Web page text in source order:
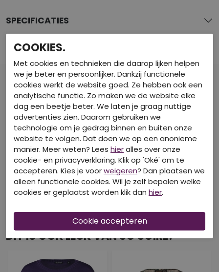
SPECIFICATIES
BEKIJK DE WINKELVOORRAAD
DIT IS OOK LEUK VAN SO SOIRE!
COOKIES.
Met cookies en technieken die daarop lijken helpen
we je beter en persoonlijker. Dankzij functionele
cookies werkt de website goed. Ze hebben ook een
analytische functie. Zo maken we de website elke
dag een beetje beter. We laten je graag nuttige
advertenties zien. Daarom gebruiken we
technologie om je gedrag binnen en buiten onze
website te volgen. Dat doen we op een anonieme
manier. Meer weten? Lees hieralles over onze
cookie- en privacyverklaring. Klik op 'Oké' om te
accepteren. Kies je voorweigeren? Dan plaatsen we
alleen functionele cookies. Wil je zelf bepalen welke
cookies er geplaatst worden klik dan hier.